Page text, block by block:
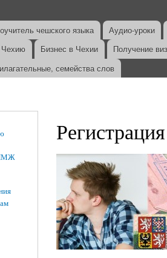
чешского языка
Аудио-уроки
Чехию
Бизнес в Чехии
Получение
семейства слов